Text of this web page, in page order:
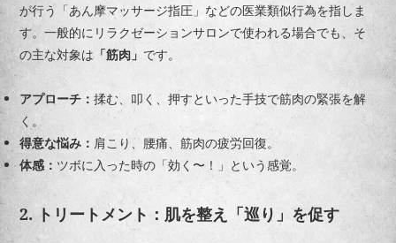
が行う「あん摩マッサージ指圧」などの医業類似行為を指しま
す。一般的にリラクゼーションサロンで使われる場合でも、そ
の主な対象は 「筋肉」 です。
アプローチ：揉む、叩く、押すといった手技で筋肉の緊張を解
く。
得意な悩み： 肩こり、腰痛、筋肉の疲労回復。
体感： ツボに入った時の「効く〜！」という感覚。
2. トリートメント：肌を整え「巡り」を促す